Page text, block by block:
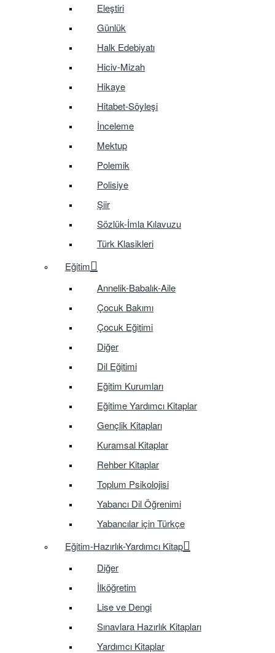
Eleştiri
Günlük
Halk Edebiyatı
Hiciv-Mizah
Hikaye
Hitabet-Söyleşi
İnceleme
Mektup
Polemik
Polisiye
Şiir
Sözlük-İmla Kılavuzu
Türk Klasikleri
Eğitim
Annelik-Babalık-Aile
Çocuk Bakımı
Çocuk Eğitimi
Diğer
Dil Eğitimi
Eğitim Kurumları
Eğitime Yardımcı Kitaplar
Gençlik Kitapları
Kuramsal Kitaplar
Rehber Kitaplar
Toplum Psikolojisi
Yabancı Dil Öğrenimi
Yabancılar için Türkçe
Eğitim-Hazırlık-Yardımcı Kitap
Diğer
İlköğretim
Lise ve Dengi
Sınavlara Hazırlık Kitapları
Yardımcı Kitaplar